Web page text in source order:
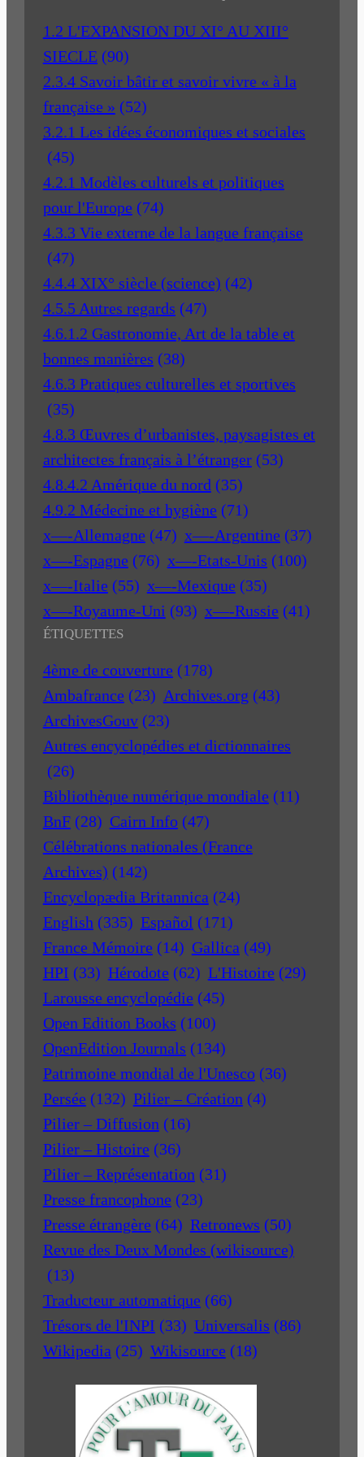
1.2 L'EXPANSION DU XI° AU XIII°
SIECLE (90)
2.3.4 Savoir bâtir et savoir vivre « à la
française » (52)
3.2.1 Les idées économiques et sociales
(45)
4.2.1 Modèles culturels et politiques
pour l'Europe (74)
4.3.3 Vie externe de la langue française
(47)
4.4.4 XIX° siècle (science) (42)
4.5.5 Autres regards (47)
4.6.1.2 Gastronomie, Art de la table et
bonnes manières (38)
4.6.3 Pratiques culturelles et sportives
(35)
4.8.3 Œuvres d’urbanistes, paysagistes et
architectes français à l’étranger (53)
4.8.4.2 Amérique du nord (35)
4.9.2 Médecine et hygiène (71)
x—-Allemagne (47) x—-Argentine (37)
x—-Espagne (76) x—-Etats-Unis (100)
x—-Italie (55) x—-Mexique (35)
x—-Royaume-Uni (93) x—-Russie (41)
ÉTIQUETTES
4ème de couverture (178)
Ambafrance (23) Archives.org (43)
ArchivesGouv (23)
Autres encyclopédies et dictionnaires
(26)
Bibliothèque numérique mondiale (11)
BnF (28) Cairn Info (47)
Célébrations nationales (France
Archives) (142)
Encyclopædia Britannica (24)
English (335) Español (171)
France Mémoire (14) Gallica (49)
HPI (33) Hérodote (62) L'Histoire (29)
Larousse encyclopédie (45)
Open Edition Books (100)
OpenEdition Journals (134)
Patrimoine mondial de l'Unesco (36)
Persée (132) Pilier – Création (4)
Pilier – Diffusion (16)
Pilier – Histoire (36)
Pilier – Représentation (31)
Presse francophone (23)
Presse étrangère (64) Retronews (50)
Revue des Deux Mondes (wikisource)
(13)
Traducteur automatique (66)
Trésors de l'INPI (33) Universalis (86)
Wikipedia (25) Wikisource (18)